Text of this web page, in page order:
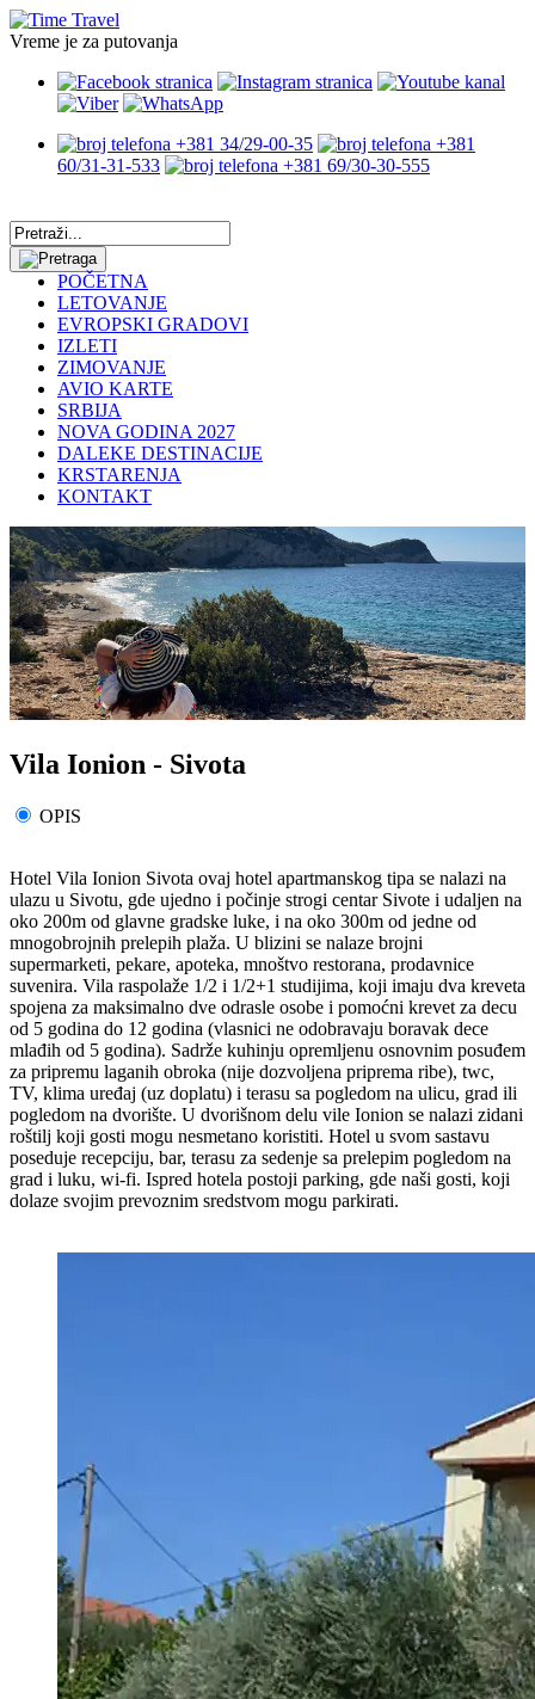
Vreme je za putovanja
+381 34/29-00-35
+381
60/31-31-533
+381 69/30-30-555
POČETNA
LETOVANJE
EVROPSKI GRADOVI
IZLETI
ZIMOVANJE
AVIO KARTE
SRBIJA
NOVA GODINA 2027
DALEKE DESTINACIJE
KRSTARENJA
KONTAKT
Vila Ionion - Sivota
OPIS
Hotel Vila Ionion Sivota ovaj hotel apartmanskog tipa se nalazi na
ulazu u Sivotu, gde ujedno i počinje strogi centar Sivote i udaljen na
oko 200m od glavne gradske luke, i na oko 300m od jedne od
mnogobrojnih prelepih plaža. U blizini se nalaze brojni
supermarketi, pekare, apoteka, mnoštvo restorana, prodavnice
suvenira. Vila raspolaže 1/2 i 1/2+1 studijima, koji imaju dva kreveta
spojena za maksimalno dve odrasle osobe i pomoćni krevet za decu
od 5 godina do 12 godina (vlasnici ne odobravaju boravak dece
mlađih od 5 godina). Sadrže kuhinju opremljenu osnovnim posuđem
za pripremu laganih obroka (nije dozvoljena priprema ribe), twc,
TV, klima uređaj (uz doplatu) i terasu sa pogledom na ulicu, grad ili
pogledom na dvorište. U dvorišnom delu vile Ionion se nalazi zidani
roštilj koji gosti mogu nesmetano koristiti. Hotel u svom sastavu
poseduje recepciju, bar, terasu za sedenje sa prelepim pogledom na
grad i luku, wi-fi. Ispred hotela postoji parking, gde naši gosti, koji
dolaze svojim prevoznim sredstvom mogu parkirati.